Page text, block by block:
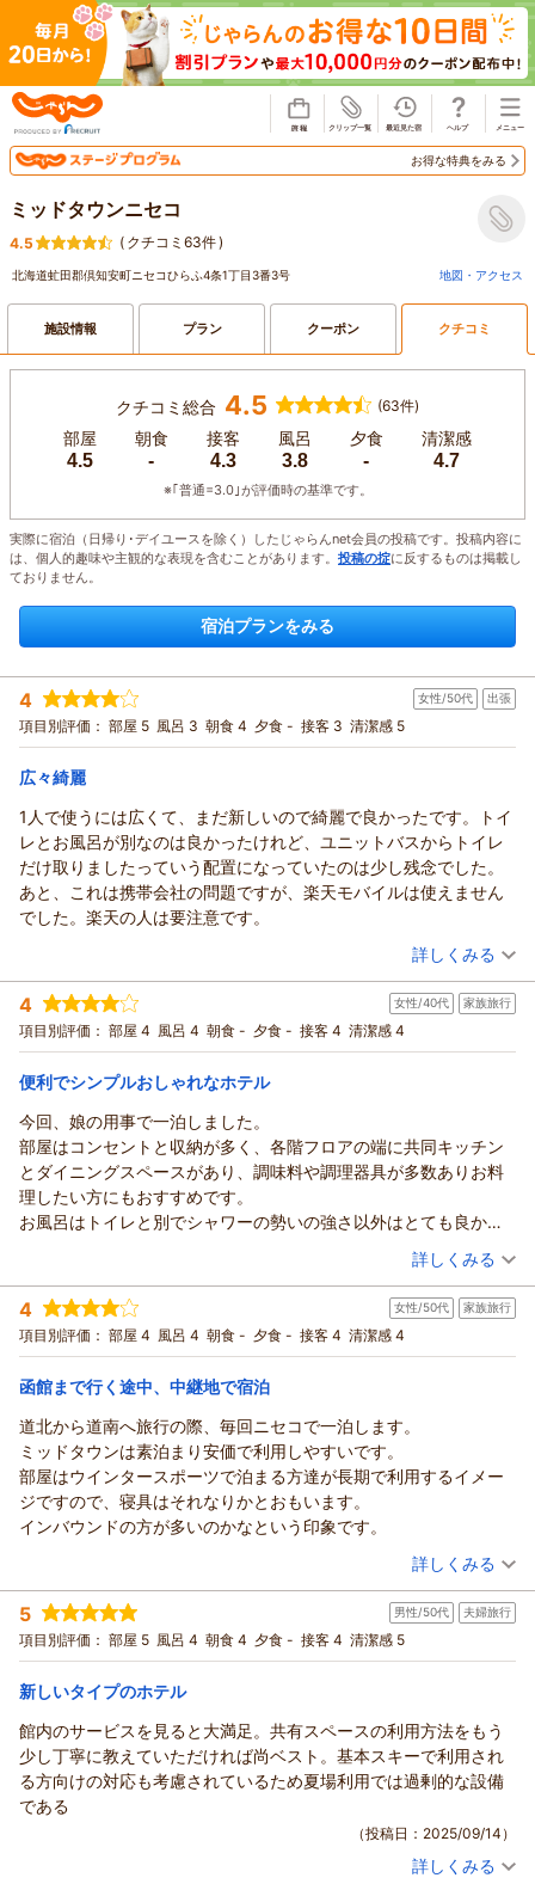
お得な特典をみる
ミッドタウンニセコ
4.5 ( クチコミ63件)
北海道虻田郡倶知安町ニセコひらふ4条1丁目3番3号 地図・アクセス
施設情報 プラン クーポン クチコミ
クチコミ総合 4.5 (63件)
部屋
4.5
朝食
-
接客
4.3
風呂
3.8
夕食
-
清潔感
4.7
※｢普通=3.0｣が評価時の基準です。
実際に宿泊（日帰り･デイユースを除く）したじゃらんnet会員の投稿です。投稿内容に
は、個人的趣味や主観的な表現を含むことがあります。 投稿の掟に反するものは掲載し
ておりません。
宿泊プランをみる
4 女性/50代 出張
項目別評価： 部屋 5 風呂 3 朝食 4 夕食 - 接客 3 清潔感 5
広々綺麗
1人で使うには広くて、まだ新しいので綺麗で良かったです。トイ
レとお風呂が別なのは良かったけれど、ユニットバスからトイレ
だけ取りましたっていう配置になっていたのは少し残念でした。
あと、これは携帯会社の問題ですが、楽天モバイルは使えません
でした。楽天の人は要注意です。
（投稿日：2025/10/27）
宿泊時期： 2025年08月宿泊 (出張)
投稿者： さぶさん(女性/50代)
宿泊プラン： 【じゃらんスペシャルウィーク】おひとり旅プラン(ツインルー
ムを1名利用で広々快適/朝食付き)
ツイン 朝のみ
宿泊価格帯： 9,001～10,000円(大人一人あたり/税込)
詳しくみる
4 女性/40代 家族旅行
項目別評価： 部屋 4 風呂 4 朝食 - 夕食 - 接客 4 清潔感 4
便利でシンプルおしゃれなホテル
今回、娘の用事で一泊しました。
部屋はコンセントと収納が多く、各階フロアの端に共同キッチン
とダイニングスペースがあり、調味料や調理器具が多数ありお料
理したい方にもおすすめです。
お風呂はトイレと別でシャワーの勢いの強さ以外はとても良かっ
また機会があれば再度利用したいと思うホテルでした。
（投稿日：2025/09/27）
宿泊時期： 2025年09月宿泊 (家族旅行)
投稿者： Ｅさん(女性/40代)
宿泊プラン： 【2025夏季】現地払い/ ツインルーム / 素泊まり
食事なし
宿泊価格帯： 6,001～7,000円(大人一人あたり/税込)
詳しくみる
4 女性/50代 家族旅行
項目別評価： 部屋 4 風呂 4 朝食 - 夕食 - 接客 4 清潔感 4
函館まで行く途中、中継地で宿泊
道北から道南へ旅行の際、毎回ニセコで一泊します。
ミッドタウンは素泊まり安価で利用しやすいです。
部屋はウインタースポーツで泊まる方達が長期で利用するイメー
ジですので、寝具はそれなりかとおもいます。
インバウンドの方が多いのかなという印象です。
（投稿日：2025/09/21）
宿泊時期： 2025年08月宿泊 (家族旅行)
投稿者： hirokoさん
宿泊プラン： 【2025夏季】宿泊プラン(トリプルルーム/素泊まり)
食事なし
宿泊価格帯： 4,001～5,000円(大人一人あたり/税込)
詳しくみる
5 男性/50代 夫婦旅行
項目別評価： 部屋 5 風呂 4 朝食 4 夕食 - 接客 4 清潔感 5
新しいタイプのホテル
館内のサービスを見ると大満足。共有スペースの利用方法をもう
少し丁寧に教えていただければ尚ベスト。基本スキーで利用され
る方向けの対応も考慮されているため夏場利用では過剰的な設備
である
（投稿日：2025/09/14）
詳しくみる